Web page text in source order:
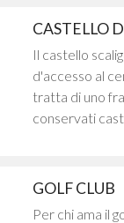
CASTELLO
Il castello
d'accesso al
tratta di uno
conservati
GOLF CLUB
Per chi ama il